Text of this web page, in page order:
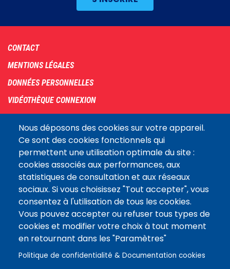
Nous déposons des cookies sur votre appareil.
Ce sont des cookies fonctionnels qui
permettent une utilisation optimale du site :
cookies associés aux performances, aux
statistiques de consultation et aux réseaux
sociaux. Si vous choisissez "Tout accepter", vous
consentez à l'utilisation de tous les cookies.
Vous pouvez accepter ou refuser tous types de
cookies et modifier votre choix à tout moment
en retournant dans les "Paramètres"
Politique de confidentialité & Documentation cookies
Footer
menu
CONTACT
MENTIONS LÉGALES
DONNÉES PERSONNELLES
VIDÉOTHÈQUE CONNEXION
COOKIES
Assemblée
nationaleLE SITE DE L’ASSEMBLÉE NATIONALE
Suivez-nous